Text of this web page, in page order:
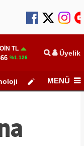
TL
%1.126 Üyelik
Köşe Yazarları
MENÜ